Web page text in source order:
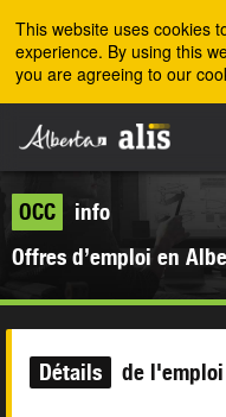
This website uses cookies
experience. By using this
you are agreeing to our
OCC
info
Offres d’emploi en
Détails de l'emploi